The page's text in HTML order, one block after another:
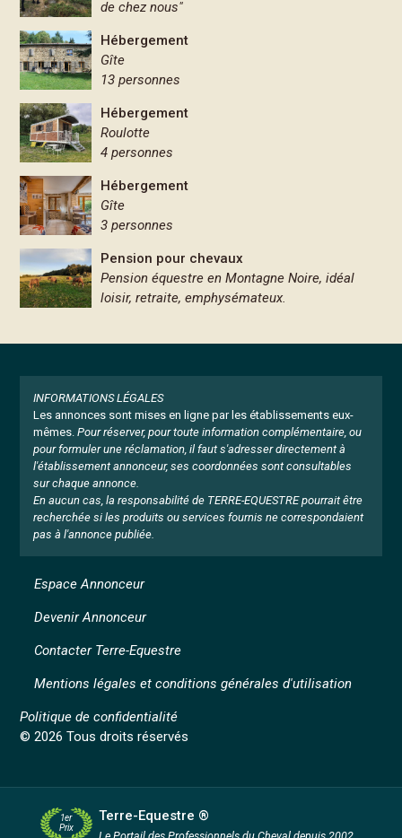
de chez nous"
Hébergement
Gîte
13 personnes
Hébergement
Roulotte
4 personnes
Hébergement
Gîte
3 personnes
Pension pour chevaux
Pension équestre en Montagne Noire, idéal
loisir, retraite, emphysémateux.
INFORMATIONS LÉGALES
Les annonces sont mises en ligne par les établissements eux-
mêmes. Pour réserver, pour toute information complémentaire, ou
pour formuler une réclamation, il faut s'adresser directement à
l'établissement annonceur, ses coordonnées sont consultables
sur chaque annonce.
En aucun cas, la responsabilité de TERRE-EQUESTRE pourrait être
recherchée si les produits ou services fournis ne correspondaient
pas à l'annonce publiée.
Mentions légales et conditions générales d'utilisation
Politique de confidentialité
© 2026 Tous droits réservés
Espace Annonceur
Devenir Annonceur
Contacter Terre-Equestre
1er
Prix
Terre-Equestre ®